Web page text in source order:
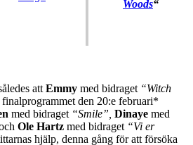
Woods“
attEmmy med bidraget “Witch
den 20:e februari*
med bidraget “Smile”, Dinaye med
Ole Hartz med bidraget “Vi er
hjälp, denna gång för att försöka